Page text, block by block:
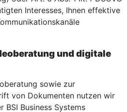
Interesses, Ihnen effektive
und digitale
sowie zur
von Dokumenten nutzen wir
BSI Business Systems